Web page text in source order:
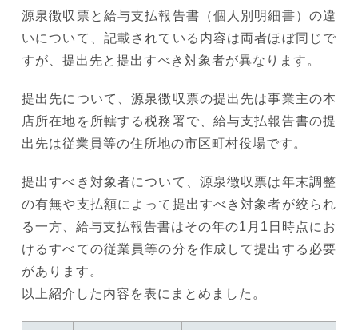
源泉徴収票と給与支払報告書（個人別明細書）の違
いについて、記載されている内容は両者ほぼ同じで
すが、提出先と提出すべき対象者が異なります。
提出先について、源泉徴収票の提出先は事業主の本
店所在地を所轄する税務署で、給与支払報告書の提
出先は従業員等の住所地の市区町村役場です。
提出すべき対象者について、源泉徴収票は年末調整
の有無や支払額によって提出すべき対象者が絞られ
る一方、給与支払報告書はその年の1月1日時点にお
けるすべての従業員等の分を作成して提出する必要
があります。
以上紹介した内容を表にまとめました。